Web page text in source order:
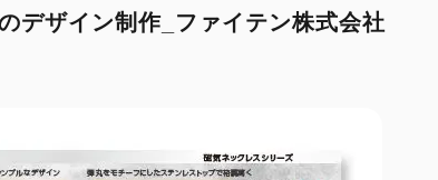
デザイン制作_ファイテン株式会社